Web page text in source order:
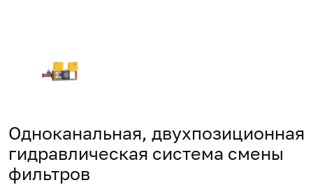
Одноканальная, двухпозиционная
гидравлическая система смены
фильтров